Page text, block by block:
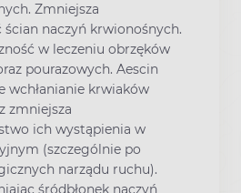
Zmniejsza
ścian naczyń krwionośnych.
w leczeniu obrzęków
pourazowych. Aescin
wchłanianie krwiaków
zmniejsza
ich wystąpienia w
(szczególnie po
narządu ruchu).
śródbłonek naczyń